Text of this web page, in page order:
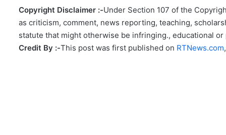
Copyright Disclaimer :-Under Section 107 of the
as criticism, comment, news reporting, teaching,
statute that might otherwise be infringing., educational
Credit By :-This post was first published on RTNews.com